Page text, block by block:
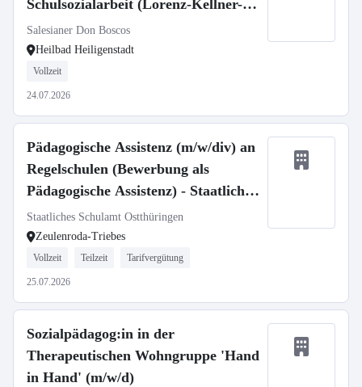
Schulsozialarbeit (Lorenz-Kellner-
Grundschule)
Salesianer Don Boscos
Heilbad Heiligenstadt
Vollzeit
24.07.2026
Pädagogische Assistenz (m/w/div) an
Regelschulen (Bewerbung als
Pädagogische Assistenz) - Staatliche
Regelschule "Friedrich Solle"
Zeulenroda
Staatliches Schulamt Ostthüringen
Zeulenroda-Triebes
Vollzeit Teilzeit Tarifvergütung
25.07.2026
Sozialpädagog:in in der
Therapeutischen Wohngruppe 'Hand
in Hand' (m/w/d)